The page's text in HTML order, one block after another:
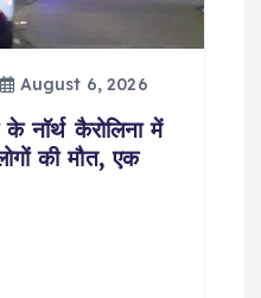
August 6, 2026
कैरोलिना में
की मौत, एक